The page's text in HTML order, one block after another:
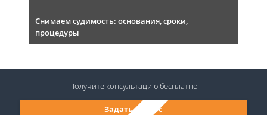
Снимаем судимость: основания, сроки,
процедуры
Задать вопрос
Получите консультациюбесплатно